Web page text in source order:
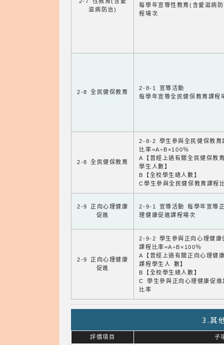
滋病防治)
每學年宣導性教育(含愛滋病
程場次
2-8 全民健保教育
2-8-1 宣導活動
每學年宣導全民健保教育課程
2-8 全民健保教育
2-8-2 學生參與全民健保教育
比率=A÷B×100％
A【曾經上過有關全民健保教
學生人數】
B【全校學生總人數】
C學生參與全民健保教育課程
2-9 正向心理健康
促進
2-9-1 宣導活動 每學年宣導
理健康促進課程場次
2-9 正向心理健康
促進
2-9-2 學生參與正向心理健康
課程比率=A÷B×100％
A【曾經上過有關正向心理健
課程學生人 數】
B【全校學生總人數】
C 學生參與正向心理健康促進
比率
3.其
評價項目 子